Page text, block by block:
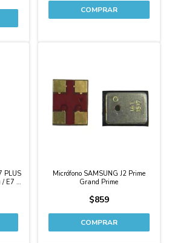
PLUS
/ E7 /
Micrófono SAMSUNG J2 Prime
Grand Prime
$859